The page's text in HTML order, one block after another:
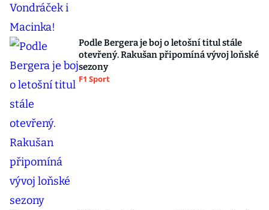
Podle Bergera je boj o letošní titul stále
otevřený. Rakušan připomíná vývoj loňské
sezony
F1 Sport